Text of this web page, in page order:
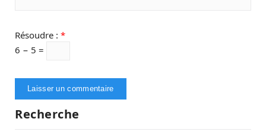
Résoudre : *
6 − 5 =
Recherche